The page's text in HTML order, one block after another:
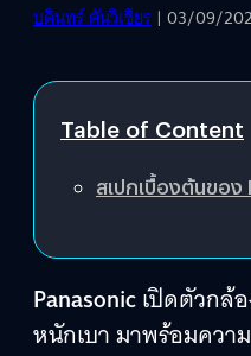
บดินทร์ ตันวิเชียร | 03/09/
Table of Content
สเปกเบื้องต้นของ
Panasonicเปิดตัวกล้
หนักเบา มาพร้อมควา